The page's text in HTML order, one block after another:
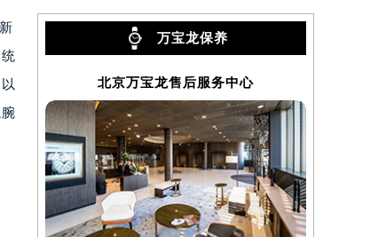
万宝龙保养
北京万宝龙售后服务中心